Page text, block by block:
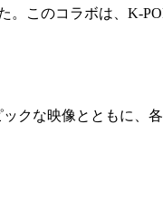
このコラボは、K-
クな映像とともに、